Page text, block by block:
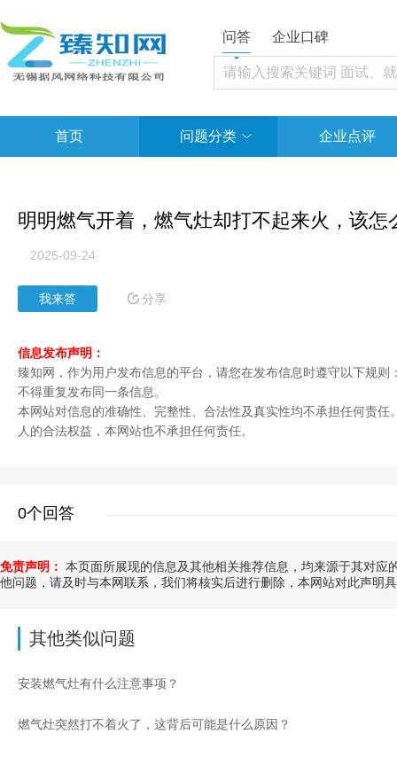
问答 企业口碑
首页 问题分类 企业点评
明明燃气开着，燃气灶却打不起来火，该怎
2025-09-24
我来答 分享
信息发布声明：
臻知网，作为用户发布信息的平台，请您在发布信息时遵守以下规
不得重复发布同一条信息。
本网站对信息的准确性、完整性、合法性及真实性均不承担任何责任
人的合法权益，本网站也不承担任何责任。
0个回答
免责声明： 本页面所展现的信息及其他相关推荐信息，均来源于其对
他问题，请及时与本网联系，我们将核实后进行删除，本网站对此声明
其他类似问题
安装燃气灶有什么注意事项？
燃气灶突然打不着火了，这背后可能是什么原因？